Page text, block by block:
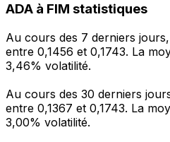
ADA à FIM statistiques
Au cours des 7 derniers
entre 0,1456 et 0,1743. La
3,46% volatilité.
Au cours des 30 derniers
entre 0,1367 et 0,1743. La
3,00% volatilité.